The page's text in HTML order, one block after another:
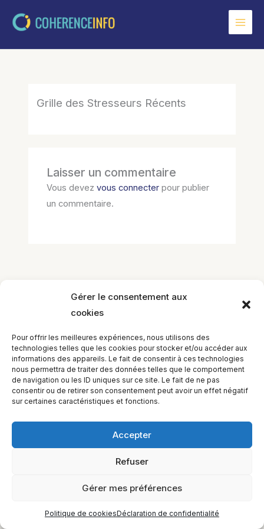
Gérer le consentement aux
cookies
Pour offrir les meilleures expériences, nous utilisons des
technologies telles que les cookies pour stocker et/ou accéder aux
informations des appareils. Le fait de consentir à ces technologies
nous permettra de traiter des données telles que le comportement
de navigation ou les ID uniques sur ce site. Le fait de ne pas
consentir ou de retirer son consentement peut avoir un effet négatif
sur certaines caractéristiques et fonctions.
Accepter
Refuser
Gérer mes préférences
Politique de cookiesDéclaration de confidentialité
Grille des Stresseurs Récents
Laisser un commentaire
Vous devezvous connecter pour publier
un commentaire.
H1Y 2J9 Canada